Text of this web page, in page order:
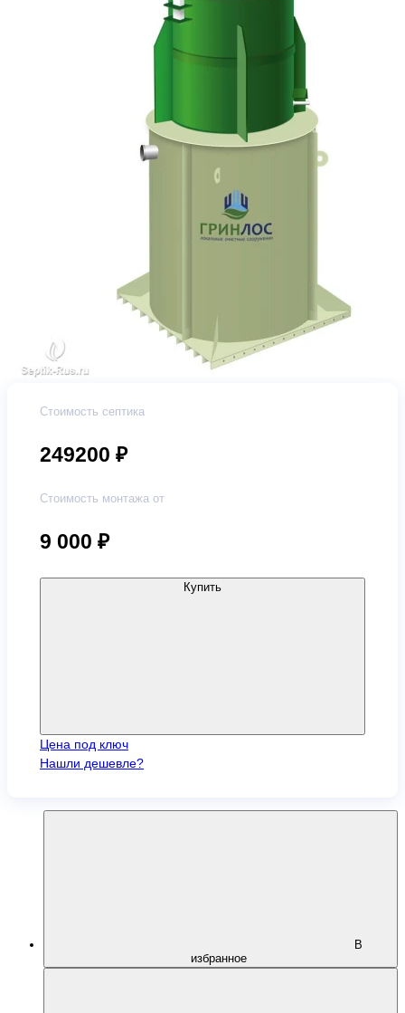
Стоимость септика
249200 ₽
Стоимость монтажа от
9 000 ₽
Купить
Цена под ключ
Нашли дешевле?
В
избранное